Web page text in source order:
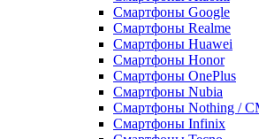
Смартфоны Google
Смартфоны Realme
Смартфоны Huawei
Смартфоны Honor
Смартфоны OnePlus
Смартфоны Nubia
Смартфоны Nothing /
Смартфоны Infinix